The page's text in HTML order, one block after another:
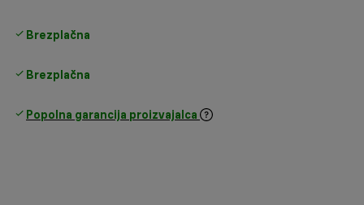
Brezplačna standardna dostava
Brezplačna vračila
Popolna garancija proizvajalca